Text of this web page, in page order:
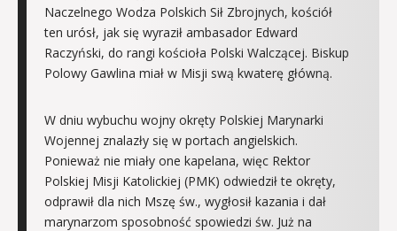
Naczelnego Wodza Polskich Sił Zbrojnych, kościół
ten urósł, jak się wyraził ambasador Edward
Raczyński, do rangi kościoła Polski Walczącej. Biskup
Polowy Gawlina miał w Misji swą kwaterę główną.
W dniu wybuchu wojny okręty Polskiej Marynarki
Wojennej znalazły się w portach angielskich.
Ponieważ nie miały one kapelana, więc Rektor
Polskiej Misji Katolickiej (PMK) odwiedził te okręty,
odprawił dla nich Mszę św., wygłosił kazania i dał
marynarzom sposobność spowiedzi św. Już na